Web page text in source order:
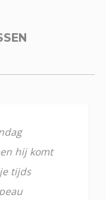
hij komt
tijds